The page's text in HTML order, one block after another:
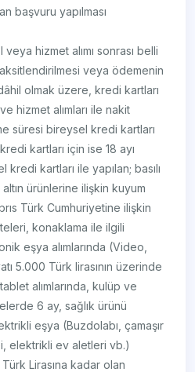
başvuru yapılması
hizmet alımı sonrası belli
veya ödemenin
olmak üzere, kredi kartları
hizmet alımları ile nakit
süresi bireysel kredi kartları
kartları için ise 18 ayı
kartları ile yapılan; basılı
ürünlerine ilişkin kuyum
Türk Cumhuriyetine ilişkin
konaklama ile ilgili
eşya alımlarında (Video,
5.000 Türk lirasının üzerinde
alımlarında, kulüp ve
6 ay, sağlık ürünü
eşya (Buzdolabı, çamaşır
elektrikli ev aletleri vb.)
Lirasına kadar olan